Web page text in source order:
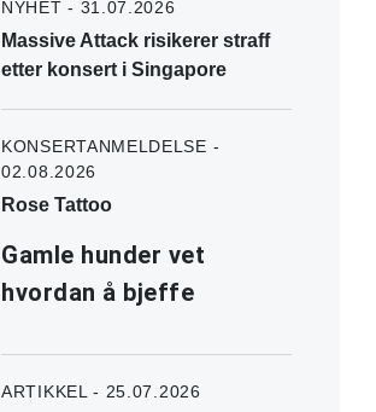
NYHET - 31.07.2026
Massive Attack risikerer straff
etter konsert i Singapore
KONSERTANMELDELSE -
02.08.2026
Rose Tattoo
Gamle hunder vet
hvordan å bjeffe
ARTIKKEL - 25.07.2026